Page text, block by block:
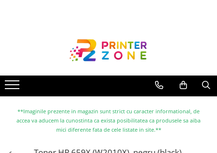
Imprimante cu jet
Multifunctionale laser
Multifunctionale cu jet
Imprimante etichete
**Imaginile prezente in magazin sunt strict cu caracter informational, de
accea va aducem la cunostinta ca exista posibilitatea ca produsele sa aiba
mici diferente fata de cele listate in site.**